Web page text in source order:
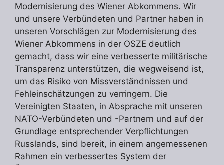
Modernisierung des Wiener Abkommens. Wir
und unsere Verbündeten und Partner haben in
unseren Vorschlägen zur Modernisierung des
Wiener Abkommens in der OSZE deutlich
gemacht, dass wir eine verbesserte militärische
Transparenz unterstützen, die wegweisend ist,
um das Risiko von Missverständnissen und
Fehleinschätzungen zu verringern. Die
Vereinigten Staaten, in Absprache mit unseren
NATO-Verbündeten und -Partnern und auf der
Grundlage entsprechender Verpflichtungen
Russlands, sind bereit, in einem angemessenen
Rahmen ein verbessertes System der